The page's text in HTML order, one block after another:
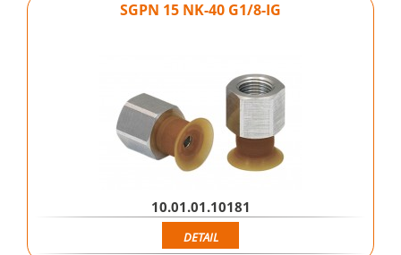
SGPN 15 NK-40 G1/8-IG
10.01.01.10181
DETAIL